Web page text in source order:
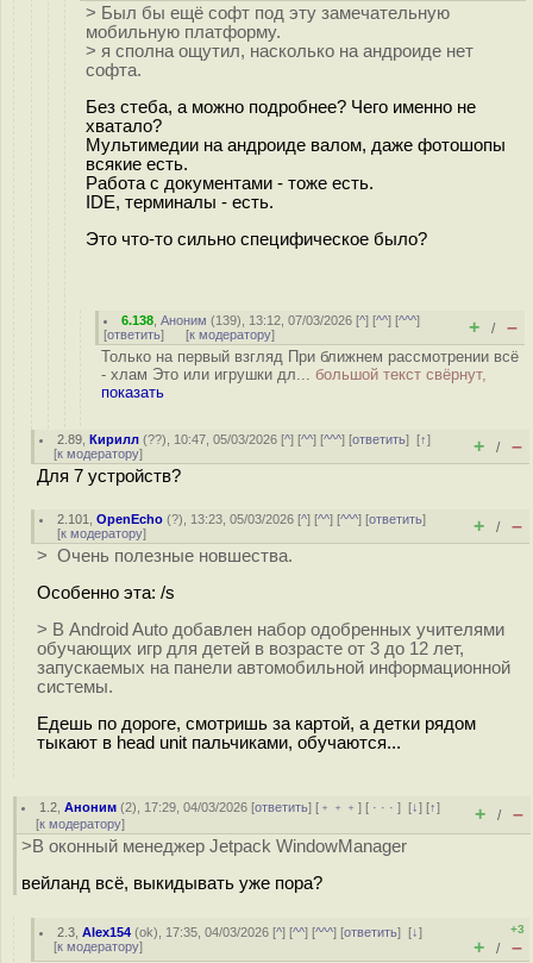
> Был бы ещё софт под эту замечательную
мобильную платформу.
> я сполна ощутил, насколько на андроиде нет
софта.
Без стеба, а можно подробнее? Чего именно не
хватало?
Мультимедии на андроиде валом, даже фотошопы
всякие есть.
Работа с документами - тоже есть.
IDE, терминалы - есть.
Это что-то сильно специфическое было?
6.138 ,Аноним (139), 13:12, 07/03/2026 [^] [^^] [^^^]
[ответить] [к модератору] + / –
Только на первый взгляд При ближнем рассмотрении всё
- хлам Это или игрушки дл... большой текст свёрнут,
показать
2.89 ,Кирилл (??), 10:47, 05/03/2026 [^] [^^] [^^^] [ответить][↑]
[к модератору] + / –
Для 7 устройств?
2.101 ,OpenEcho (?), 13:23, 05/03/2026 [^] [^^] [^^^] [ответить]
[к модератору] + / –
> Очень полезные новшества.
Особенно эта: /s
> В Android Auto добавлен набор одобренных учителями
обучающих игр для детей в возрасте от 3 до 12 лет,
запускаемых на панели автомобильной информационной
системы.
Едешь по дороге, смотришь за картой, а детки рядом
тыкают в head unit пальчиками, обучаются...
1.2 ,Аноним (2), 17:29, 04/03/2026 [ответить] [ ﹢﹢﹢] [ · · ·][↓] [↑]
[к модератору] + / –
>В оконный менеджер Jetpack WindowManager
вейланд всё, выкидывать уже пора?
2.3 ,Alex154 (ok), 17:35, 04/03/2026 [^] [^^] [^^^] [ответить][↓]
[к модератору]
+3
+ / –